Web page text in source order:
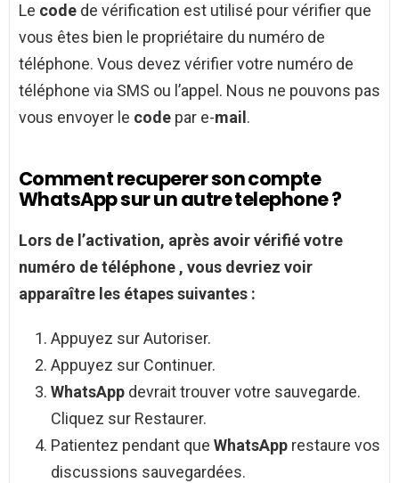
Le code de vérification est utilisé pour vérifier que
vous êtes bien le propriétaire du numéro de
téléphone. Vous devez vérifier votre numéro de
téléphone via SMS ou l’appel. Nous ne pouvons pas
vous envoyer le code par e-mail .
Comment recuperer son compte
WhatsApp sur un autre telephone ?
Lors de l’activation, après avoir vérifié votre
numéro detéléphone , vous devriez voir
apparaître les étapes suivantes :
Appuyez sur Autoriser.
Appuyez sur Continuer.
WhatsApp devrait trouver votre sauvegarde.
Cliquez sur Restaurer.
Patientez pendant que WhatsApp restaure vos
discussions sauvegardées.